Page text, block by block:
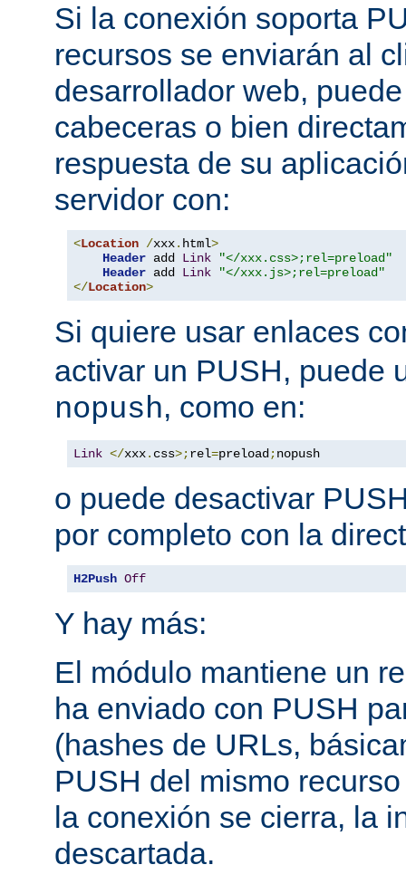
Si la conexión soporta
recursos se enviarán al
desarrollador web,
cabeceras o bien
respuesta de su
servidor con:
<Location /xxx. html>
Header add Link
"</xxx.css>;rel=preload"
Header add Link
"</xxx.js>;rel=preload"
</Location>
Si quiere usar enlaces
activar un PUSH, puede
nopush, como en:
Link </xxx. css>;rel=preload;nopush
o puede desactivar
por completo con la
H2Push Off
Y hay más:
El módulo mantiene un
ha enviado con PUSH
(hashes de URLs,
PUSH del mismo
la conexión se cierra, la
descartada.